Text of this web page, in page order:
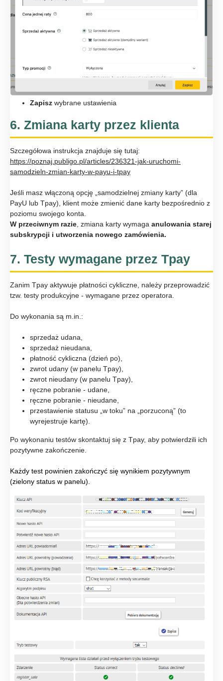
Zapisz wybrane ustawienia
6. Zmiana karty przez klienta
Szczegółowa instrukcja znajduje się tutaj:
https://poznaj.publigo.pl/articles/236321-jak-uruchomi-
samodzieln-zmian-karty-w-payu-i-tpay
Jeśli masz włączoną opcję „samodzielnej zmiany karty” (dla
PayU lub Tpay), klient może zmienić dane karty bezpośrednio z
poziomu swojego konta.
W przeciwnym razie , zmiana karty wymaga anulowania starej
subskrypcji i utworzenia nowego zamówienia.
7. Testy wymagane przez Tpay
Zanim Tpay aktywuje płatności cykliczne, należy przeprowadzić
tzw. testy produkcyjne - wymagane przez operatora.
Do wykonania są m.in.:
sprzedaż udana,
sprzedaż nieudana,
płatność cykliczna (dzień po),
zwrot udany (w panelu Tpay),
zwrot nieudany (w panelu Tpay),
ręczne pobranie - udane,
ręczne pobranie - nieudane,
przestawienie statusu „w toku” na „porzuconą” (to
wyrejestruje kartę).
Po wykonaniu testów skontaktuj się z Tpay, aby potwierdzili ich
pozytywne zakończenie.
Każdy test powinien zakończyć się wynikiem pozytywnym
(zielony status w panelu).